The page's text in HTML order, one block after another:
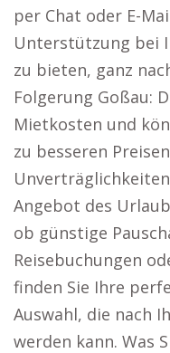
per Chat oder E-
Unterstützung bei
zu bieten, ganz
Folgerung Goßau:
Mietkosten und
zu besseren
Angebot des
ob günstige
Reisebuchungen
finden Sie Ihre
Auswahl, die nach
werden kann. Was